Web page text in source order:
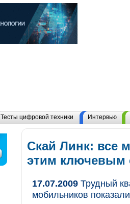
Тесты цифровой техники Интервью
Скай Линк: все
этим ключевым
17.07.2009 Трудный
мобильников